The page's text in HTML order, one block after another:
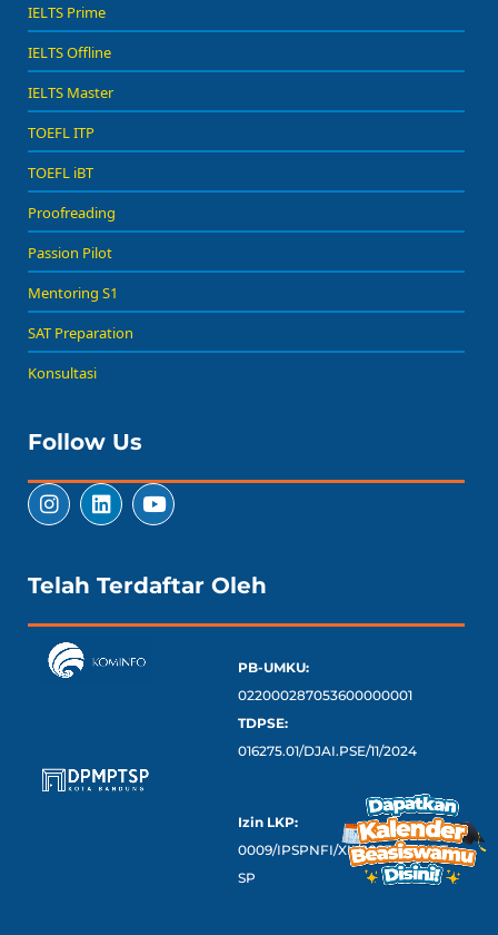
IELTS Prime
IELTS Offline
IELTS Master
TOEFL ITP
TOEFL iBT
Proofreading
Passion Pilot
Mentoring S1
SAT Preparation
Konsultasi
Follow Us
Telah Terdaftar Oleh
PB-UMKU:
022000287053600000001
TDPSE:
016275.01/DJAI.PSE/11/2024
Izin LKP:
0009/IPSPNFI/XII/2023/DPMPT
SP